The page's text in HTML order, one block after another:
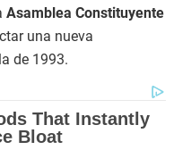
Asamblea Constituyente
una nueva
de 1993.